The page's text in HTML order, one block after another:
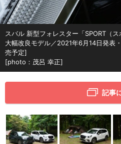
スバル 新型フォレスター「SPORT（
大幅改良モデル／2021年6月14日発表
売予定]
[photo：茂呂 幸正]
記事